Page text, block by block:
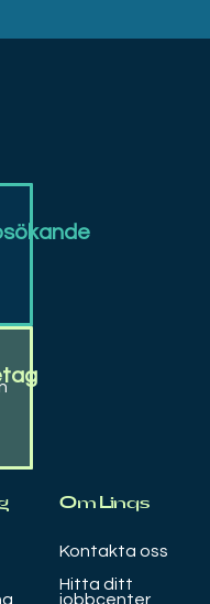
Om Linqs
Kontakta oss
Hitta ditt
jobbcenter